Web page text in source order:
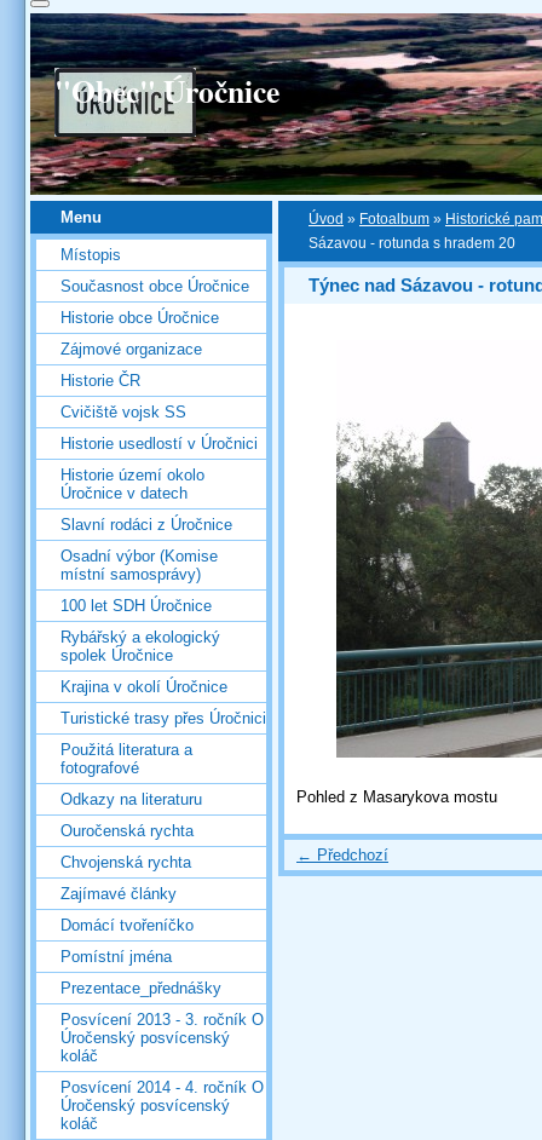
"Obec" Úročnice
Úvod » Fotoalbum » Historické
Sázavou - rotunda s hradem 20
Týnec nad Sázavou -
Pohled z Masarykova mostu
← Předchozí
Menu
Místopis
Současnost obce Úročnice
Historie obce Úročnice
Zájmové organizace
Historie ČR
Cvičiště vojsk SS
Historie usedlostí v Úročnici
Historie území okolo
Úročnice v datech
Slavní rodáci z Úročnice
Osadní výbor (Komise
místní samosprávy)
100 let SDH Úročnice
Rybářský a ekologický
spolek Úročnice
Krajina v okolí Úročnice
Turistické trasy přes Úročnici
Použitá literatura a
fotografové
Odkazy na literaturu
Ouročenská rychta
Chvojenská rychta
Zajímavé články
Domácí tvořeníčko
Pomístní jména
Prezentace_přednášky
Posvícení 2013 - 3. ročník O
Úročenský posvícenský
koláč
Posvícení 2014 - 4. ročník O
Úročenský posvícenský
koláč